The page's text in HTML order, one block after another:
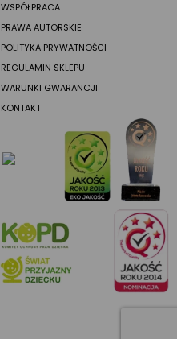
WSPÓŁPRACA
PRAWA AUTORSKIE
POLITYKA PRYWATNOŚCI
REGULAMIN SKLEPU
WARUNKI GWARANCJI
KONTAKT